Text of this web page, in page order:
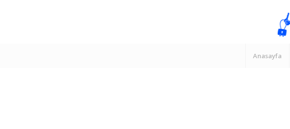
Anasayfa